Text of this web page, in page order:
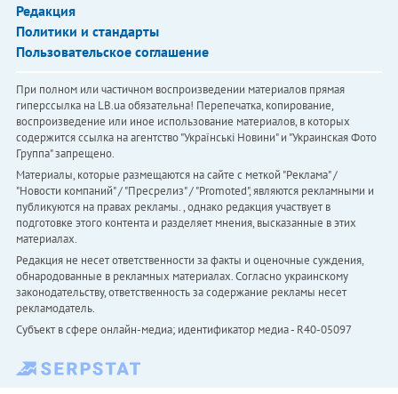
Редакция
Политики и стандарты
Пользовательское соглашение
При полном или частичном воспроизведении материалов прямая
гиперссылка на LB.ua обязательна! Перепечатка, копирование,
воспроизведение или иное использование материалов, в которых
содержится ссылка на агентство "Українськi Новини" и "Украинская Фото
Группа" запрещено.
Материалы, которые размещаются на сайте с меткой "Реклама" /
"Новости компаний" / "Пресрелиз" / "Promoted", являются рекламными и
публикуются на правах рекламы. , однако редакция участвует в
подготовке этого контента и разделяет мнения, высказанные в этих
материалах.
Редакция не несет ответственности за факты и оценочные суждения,
обнародованные в рекламных материалах. Согласно украинскому
законодательству, ответственность за содержание рекламы несет
рекламодатель.
Субъект в сфере онлайн-медиа; идентификатор медиа - R40-05097